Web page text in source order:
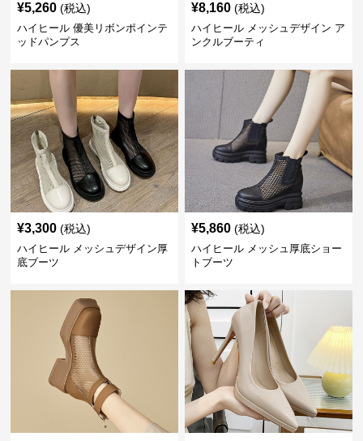
¥5,260 (税込)
ハイヒール 優美リボンポインテ
ッドパンプス
¥8,160 (税込)
ハイヒール メッシュデザイン ア
ンクルブーティ
¥3,300 (税込)
ハイヒール メッシュデザイン厚
底ブーツ
¥5,860 (税込)
ハイヒール メッシュ厚底ショー
トブーツ